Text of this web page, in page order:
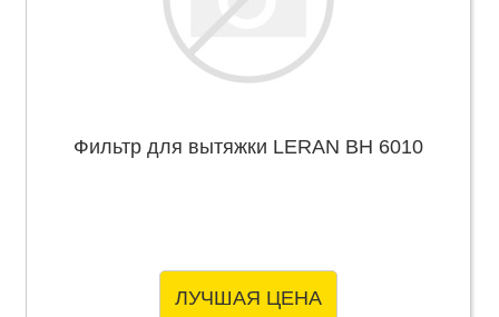
Фильтр для вытяжки LERAN BH 6010
ЛУЧШАЯ ЦЕНА